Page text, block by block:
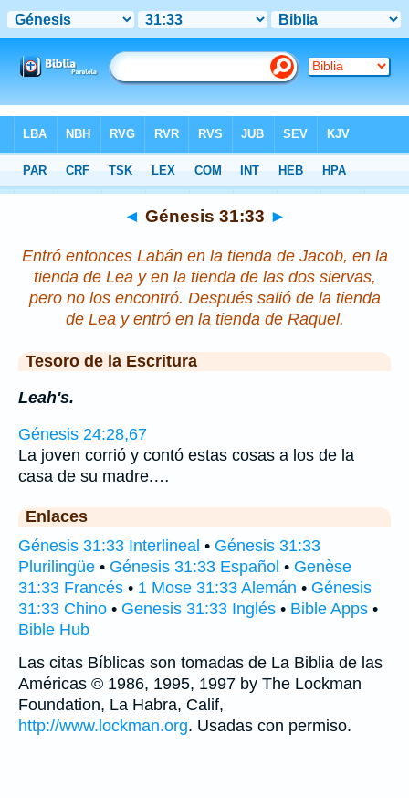
>Génesis Capítulo 31 > Verso 33
◄ Génesis 31:33 ►
Entró entonces Labán en la tienda de Jacob, en la
tienda de Lea y en la tienda de las dos siervas,
pero no losencontró. Después salió de la tienda
de Lea y entró en la tienda de Raquel.
Tesoro de la Escritura
Leah's.
Génesis 24:28,67
La joven corrió y contó estas cosas a los de la
casa de su madre.…
Enlaces
Génesis 31:33 Interlineal • Génesis 31:33
Plurilingüe • Génesis 31:33 Español • Genèse
31:33 Francés • 1 Mose 31:33 Alemán • Génesis
31:33 Chino • Genesis 31:33 Inglés • Bible Apps •
Bible Hub
Las citas Bíblicas son tomadas de La Biblia de las
Américas © 1986, 1995, 1997 by The Lockman
Foundation, La Habra, Calif,
http://www.lockman.org. Usadas con permiso.